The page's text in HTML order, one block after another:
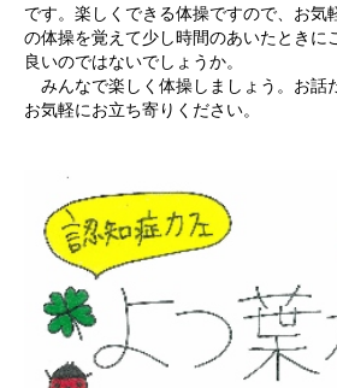
です。楽しくできる体操ですので、お気
の体操を覚えて少し時間のあいたときに
良いのではないでしょうか。
みんなで楽しく体操しましょう。お話
お気軽にお立ち寄りください。